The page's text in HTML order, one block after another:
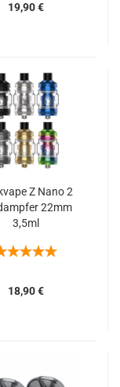
19,90 €
Z Nano 2
22mm
3,5ml
18,90 €